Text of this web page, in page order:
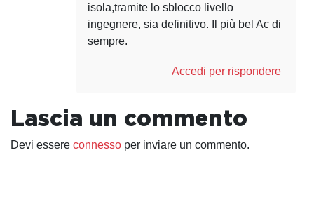
isola,tramite lo sblocco livello
ingegnere, sia definitivo. Il più bel Ac di
sempre.
Accedi per rispondere
Lascia un commento
Devi essere connesso per inviare un commento.